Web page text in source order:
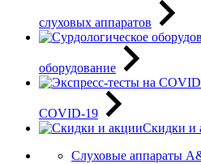
слуховых аппаратов
оборудование
COVID-19
Скидки и
Слуховые аппараты